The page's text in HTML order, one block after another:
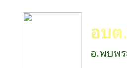
อบต
อ.พบพร